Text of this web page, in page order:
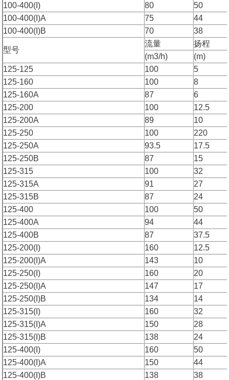
100-400(I)
80
50
100-400(I)A
75
44
100-400(I)B
70 38
型号
流量
扬程
(m3/h)
(m)
125-125
100
5
125-160
100
8
125-160A
87
6
125-200
100
12.5
125-200A
89
10
125-250
100
220
125-250A
93.5
17.5
125-250B
87
15
125-315
100
32
125-315A
91
27
125-315B
87
24
125-400
100
50
125-400A
94
44
125-400B
87
37.5
125-200(I)
160
12.5
125-200(I)A
143
10
125-250(I)
160
20
125-250(I)A
147
17
125-250(I)B
134
14
125-315(I)
160
32
125-315(I)A
150
28
125-315(I)B
138
24
125-400(I)
160
50
125-400(I)A
150
44
125-400(I)B
138 38